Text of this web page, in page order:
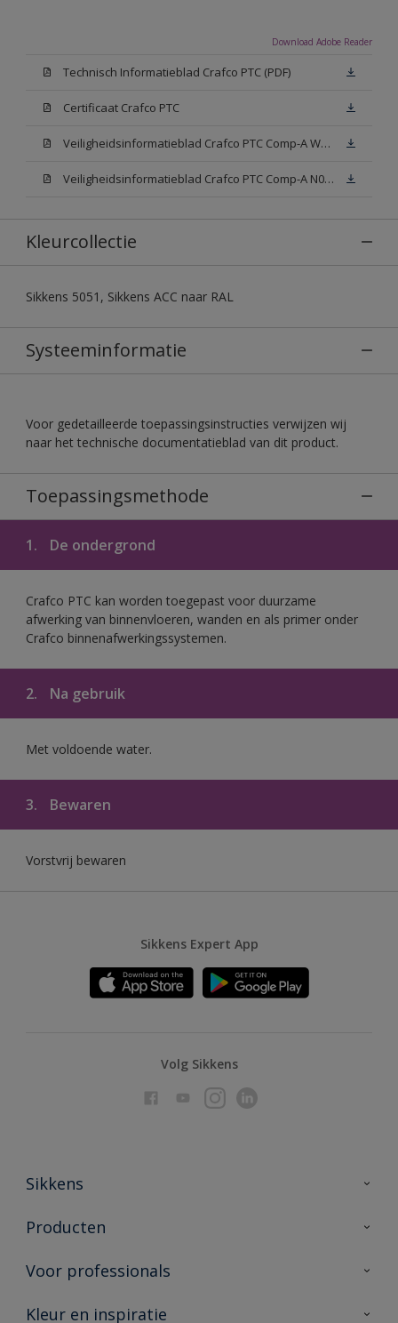
Download Adobe Reader
Technisch Informatieblad Crafco PTC (PDF)
Certificaat Crafco PTC
Veiligheidsinformatieblad Crafco PTC Comp-A W05 (MSDS)
Veiligheidsinformatieblad Crafco PTC Comp-A N00 (MSDS)
Kleurcollectie
Sikkens 5051, Sikkens ACC naar RAL
Systeeminformatie
Voor gedetailleerde toepassingsinstructies verwijzen wij
naar het technische documentatieblad van dit product.
Toepassingsmethode
1. De ondergrond
Crafco PTC kan worden toegepast voor duurzame
afwerking van binnenvloeren, wanden en als primer onder
Crafco binnenafwerkingssystemen.
2. Na gebruik
Met voldoende water.
3. Bewaren
Vorstvrij bewaren
Sikkens Expert App
Volg Sikkens
Sikkens
Over Sikkens
Duurzaamheid
Producten
Producten voor binnen
Vind je verkooppunt
Voor professionals
Advies & service
Kleur en inspiratie